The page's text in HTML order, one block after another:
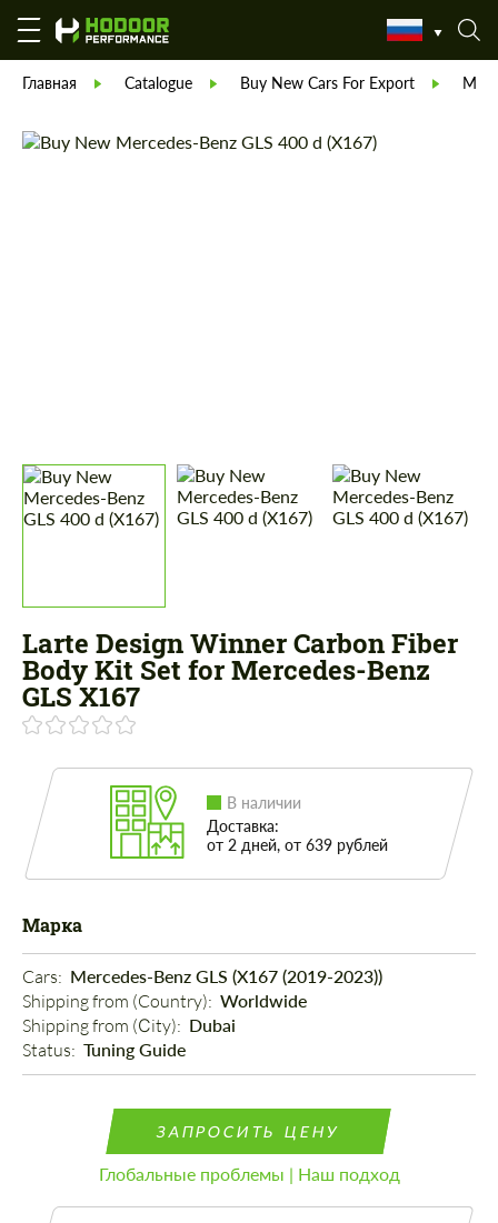
Главная Catalogue Buy New Cars For Export
Larte Design Winner Carbon Fiber
Body Kit Set for Mercedes-Benz
GLS X167
В наличии
Доставка:
от 2 дней, от 639 рублей
Марка
Cars: Mercedes-Benz GLS (X167 (2019-2023))
Shipping from (Country): Worldwide
Shipping from (Сity): Dubai
Status: Tuning Guide
ЗАПРОСИТЬ ЦЕНУ
Глобальные проблемы | Наш подход